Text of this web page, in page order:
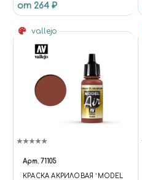
от 264 ₽
vallejo
Арт. 71105
КРАСКА АКРИЛОВАЯ `MODEL